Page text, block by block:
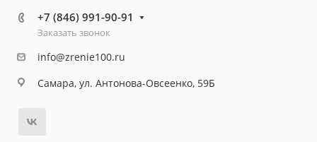
+7 (846) 991-90-91
Заказать звонок
info@zrenie100.ru
Самара, ул. Антонова-Овсеенко, 59Б